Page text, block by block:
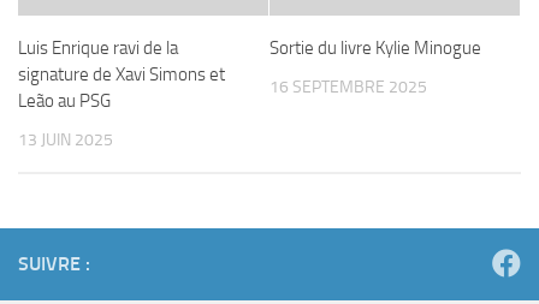
Luis Enrique ravi de la
signature de Xavi Simons et
Leão au PSG
13 JUIN 2025
Sortie du livre Kylie Minogue
16 SEPTEMBRE 2025
SUIVRE :